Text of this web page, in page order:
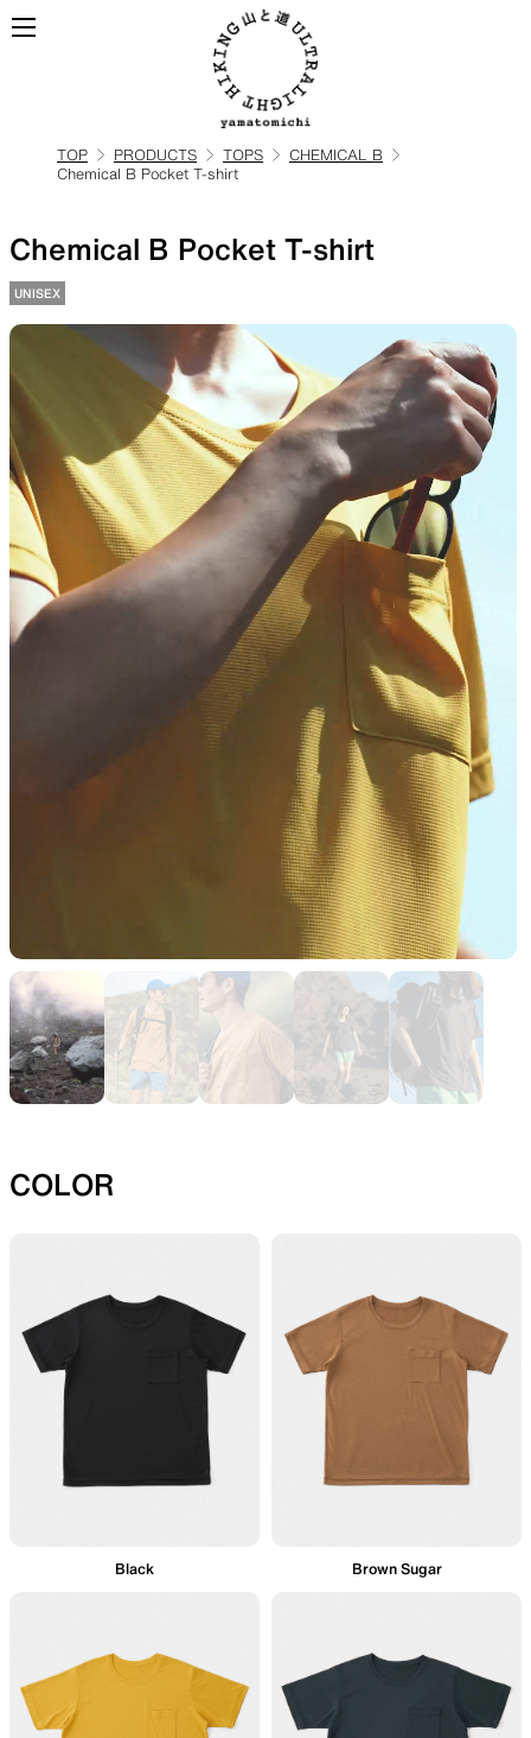
BACKPACKS
ULハイキングのためのバック
パック
TOPS
山道具として考えられたクロー
ジング
BOTTOMS
機能的な5ポケットを持つパン
ツ＆ショーツ
JACKETS HATS
ハイキングのためのヘッドウ
ア
どんな状況にも対応する全天候
型行動着
ACTIVE INSULATION
動いても蒸れにくい保温行動
SLEEPING PADS
ACCESSORIES
機能を拡張する道具
SPECIAL OFFERS
TOP PRODUCTS TOPS
CHEMICAL B
Chemical B Pocket T-shirt
Chemical B Pocket T-shirt
UNISEX
COLOR
Black Brown Sugar